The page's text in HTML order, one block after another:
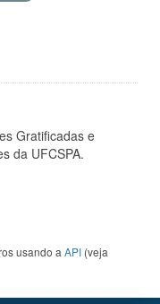
Gratificadas e
da UFCSPA.
usando a API (veja